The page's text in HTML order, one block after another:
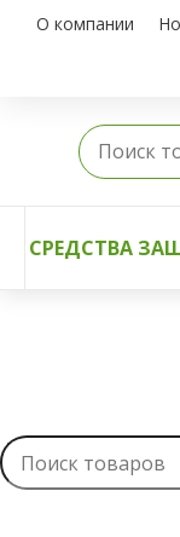
О компании
СРЕДСТВА